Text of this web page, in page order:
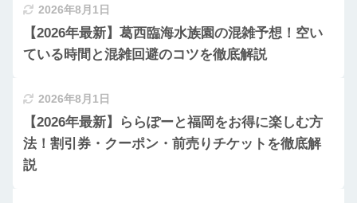
2026年8月1日
【2026年最新】葛西臨海水族園の混雑予想！空い
ている時間と混雑回避のコツを徹底解説
2026年8月1日
【2026年最新】ららぽーと福岡をお得に楽しむ方
法！割引券・クーポン・前売りチケットを徹底解
説